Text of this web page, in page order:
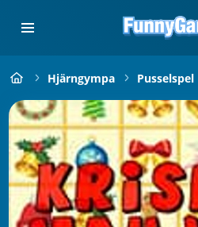
Hjärngympa Pusselspel